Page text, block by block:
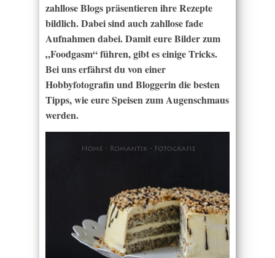
zahllose Blogs präsentieren ihre Rezepte
bildlich. Dabei sind auch zahllose fade
Aufnahmen dabei. Damit eure Bilder zum
„Foodgasm“ führen, gibt es einige Tricks.
Bei uns erfährst du von einer
Hobbyfotografin und Bloggerin die besten
Tipps, wie eure Speisen zum Augenschmaus
werden.